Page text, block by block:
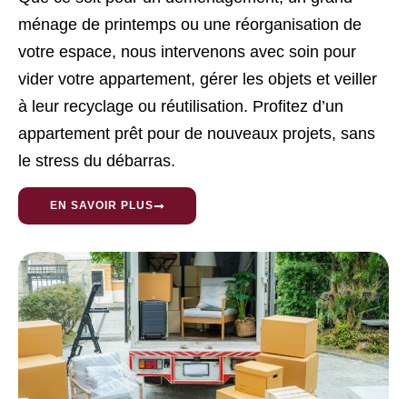
ménage de printemps ou une réorganisation de
votre espace, nous intervenons avec soin pour
vider votre appartement, gérer les objets et veiller
à leur recyclage ou réutilisation. Profitez d’un
appartement prêt pour de nouveaux projets, sans
le stress du débarras.
EN SAVOIR PLUS